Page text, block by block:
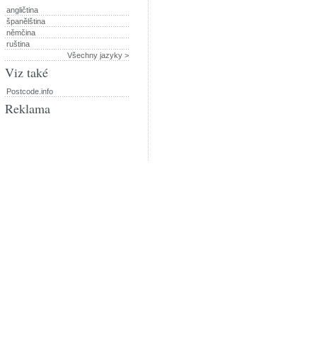
angličtina
španělština
němčina
ruština
Všechny jazyky >
Viz také
Postcode.info
Reklama